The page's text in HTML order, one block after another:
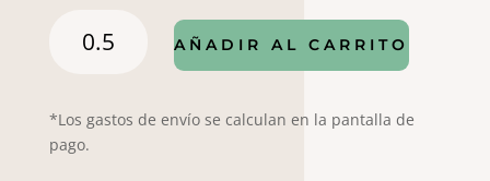
7001
AÑADIR AL CARRITO
*Los gastos de envío se calculan en la pantalla de
pago.